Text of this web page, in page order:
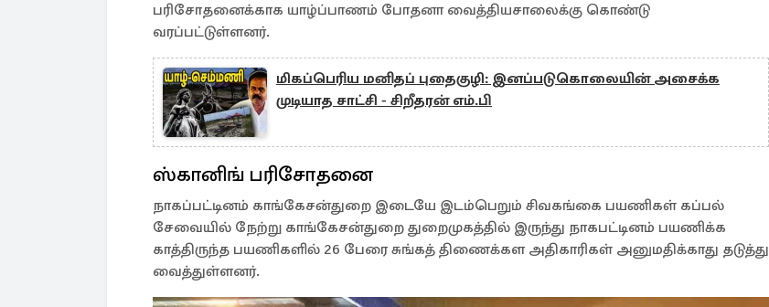
பரிசோதனைக்காக யாழ்ப்பாணம் போதனா வைத்தியசாலைக்கு கொண்டு
வரப்பட்டுள்ளனர்.
மிகப்பெரிய மனிதப் புதைகுழி: இனப்படுகொலையின் அசைக்க
முடியாத சாட்சி - சிறீதரன் எம்.பி
ஸ்கானிங் பரிசோதனை
நாகப்பட்டினம் காங்கேசன்துறை இடையே இடம்பெறும் சிவகங்கை பயணிகள் கப்பல்
சேவையில் நேற்று காங்கேசன்துறை துறைமுகத்தில் இருந்து நாகபட்டினம் பயணிக்க
காத்திருந்த பயணிகளில் 26 பேரை சுங்கத் திணைக்கள அதிகாரிகள் அனுமதிக்காது தடுத்து
வைத்துள்ளனர்.